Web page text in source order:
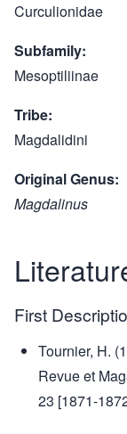
Curculionidae
Subfamily
Mesoptiliinae
Tribe
Magdalidini
Original Genus
Magdalinus
First
Tournier, H.
Revue et
23 [1871-